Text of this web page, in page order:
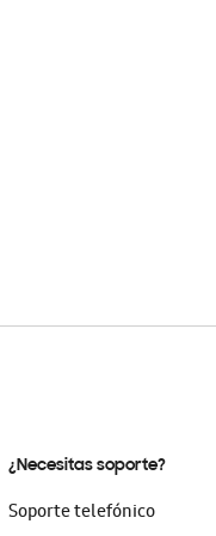
¿Necesitas soporte?
Soporte telefónico